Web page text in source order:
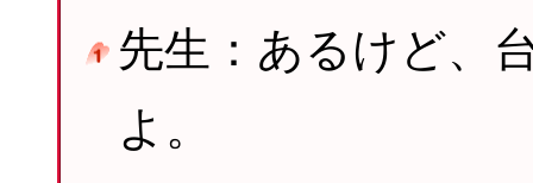
先生：あるけど、
よ。